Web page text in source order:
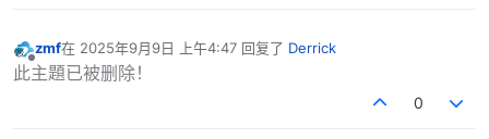
离线
zmf在 2025年9月9日 上午4:47 回复了 Derrick
最后由 编辑
此主題已被删除！
0